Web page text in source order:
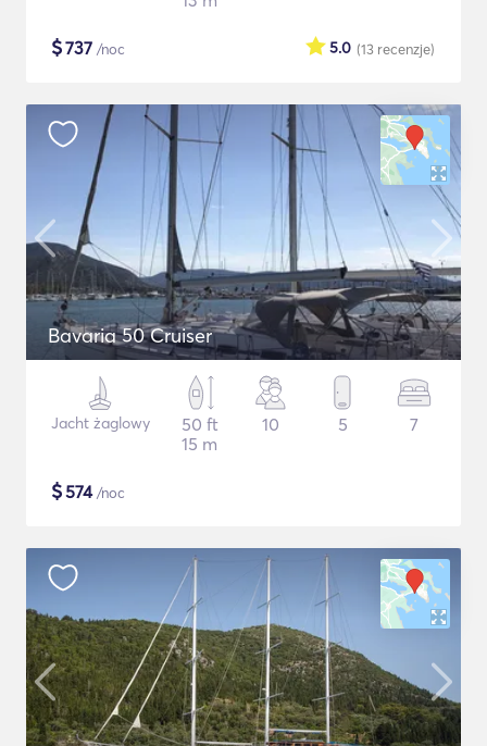
$737 /noc (13 recenzje)
5.0
Bavaria 50 Cruiser
Jacht żaglowy
50 ft
15 m
10 5 7
$574/noc